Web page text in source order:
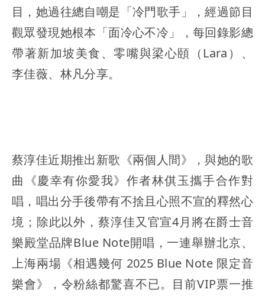
目，她過往總自嘲是「冷門歌手」，經過節目
觀眾發現她根本「面冷心不冷」，每回錄影總
帶著新加坡美食、零嘴與梁心頤（Lara）、
李佳薇、林凡分享。
蔡淳佳近期推出新歌《兩個人間》，與她的歌
曲《慶幸有你愛我》作者林倛玉攜手合作對
唱，唱出分手後帶有不捨且心照不宣的釋然心
境；除此以外，蔡淳佳又官宣4月將在爵士音
樂殿堂品牌Blue Note開唱，一連舉辦北京、
上海兩場《相遇幾何 2025 Blue Note 限定音
樂會》，令粉絲都驚喜不已。目前VIP票一推